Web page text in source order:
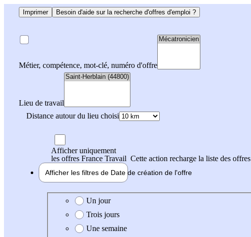
Imprimer Besoin d'aide sur la recherche d'offres d'emploi ?
Métier, compétence, mot-clé, numéro d'offre
Lieu de travail
Distance autour du lieu choisi
Afficher uniquement
les offres France Travail Cette action recharge la liste des offres
Afficher les filtres de Date de création de l'offre
Date de création de l'offre
Un jour
Trois jours
Une semaine